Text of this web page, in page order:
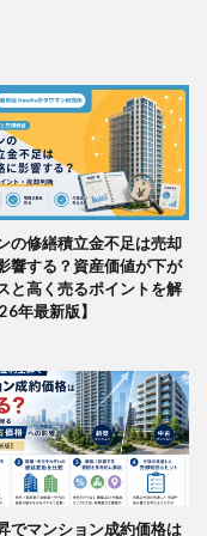
の修繕積立金不足は売却
響する？資産価値が下が
と高く売るポイントを解
年最新版】
でマンション成約価格は